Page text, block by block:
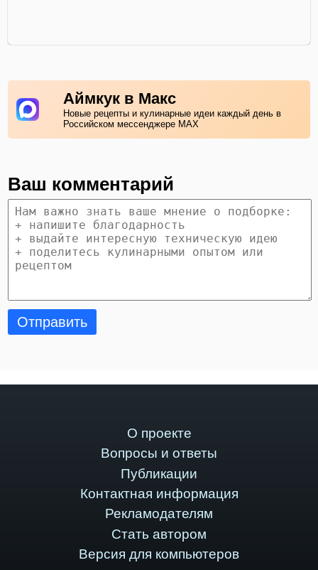
Аймкук в Макс
Новые рецепты и кулинарные идеи каждый день в
Российском мессенджере MAX
Ваш комментарий
Отправить
О проекте
Вопросы и ответы
Публикации
Контактная информация
Рекламодателям
Стать автором
Версия для компьютеров